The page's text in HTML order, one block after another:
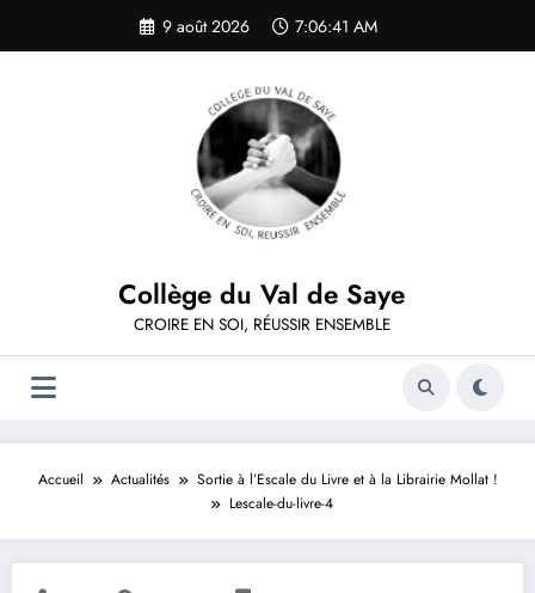
contenu
9 août 2026 7:06:41 AM
Collège du Val de Saye
CROIRE EN SOI, RÉUSSIR ENSEMBLE
Accueil Actualités
Sortie à l’Escale du Livre et à la Librairie Mollat !
Lescale-du-livre-4